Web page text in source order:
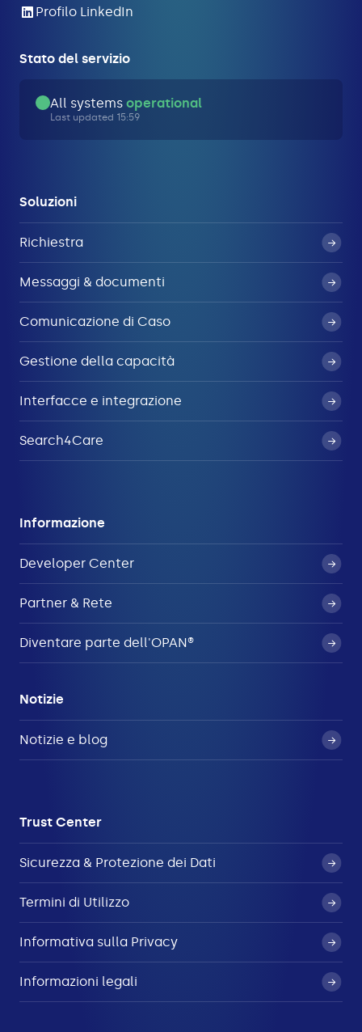
Profilo LinkedIn
Stato del servizio
All systems operational
Last updated 15:59
Soluzioni
Richiestra
Messaggi & documenti
Comunicazione di Caso
Gestione della capacità
Interfacce e integrazione
Search4Care
Informazione
Developer Center
Partner & Rete
Diventare parte dell'OPAN®
Notizie
Notizie e blog
Trust Center
Sicurezza & Protezione dei Dati
Termini di Utilizzo
Informativa sulla Privacy
Informazioni legali